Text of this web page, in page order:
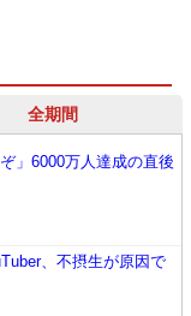
全期間
」6000万人達成の直後
、不摂生が原因で